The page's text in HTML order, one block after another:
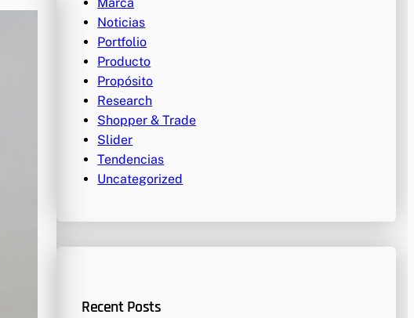
Noticias
Portfolio
Producto
Propósito
Research
Shopper & Trade
Slider
Tendencias
Uncategorized
Recent Posts